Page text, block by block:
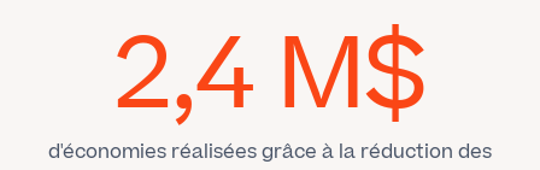
2,4 M$
d'économies réalisées grâce à la réduction des